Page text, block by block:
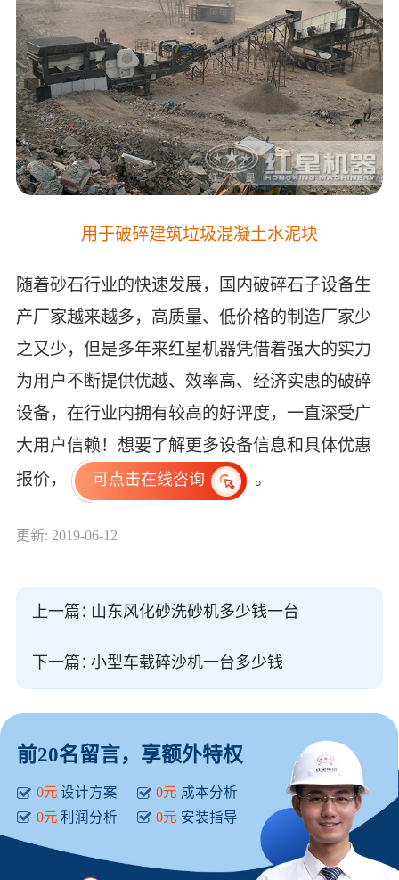
用于破碎建筑垃圾混凝土水泥块
随着砂石行业的快速发展，国内破碎石子设备生
产厂家越来越多，高质量、低价格的制造厂家少
之又少，但是多年来红星机器凭借着强大的实力
为用户不断提供优越、效率高、经济实惠的破碎
设备，在行业内拥有较高的好评度，一直深受广
大用户信赖！想要了解更多设备信息和具体优惠
报价，
可点击在线咨询 。
更新: 2019-06-12
上一篇：山东风化砂洗砂机多少钱一台
下一篇：小型车载碎沙机一台多少钱
前20名留言，享额外特权
0元 设计方案 0元 成本分析
0元 利润分析 0元 安装指导